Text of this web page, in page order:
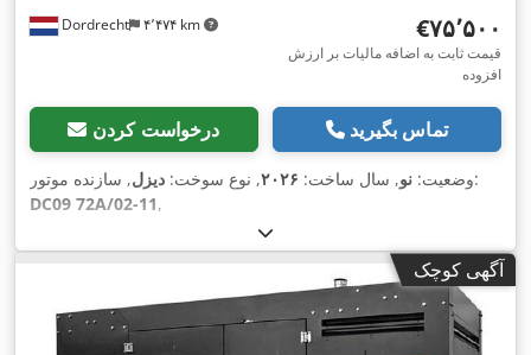
Dordrecht ۴٬۴۷۴ km ‎€۷۵٬۵۰۰
قیمت ثابت به اضافه مالیات بر ارزش
افزوده
درخواست کردن تماس بگیرید
وضعیت: نو, سال ساخت: ۲۰۲۶, نوع سوخت: دیزل
, سازنده موتور:
DC09 72A/02-11,
آگهی کوچک